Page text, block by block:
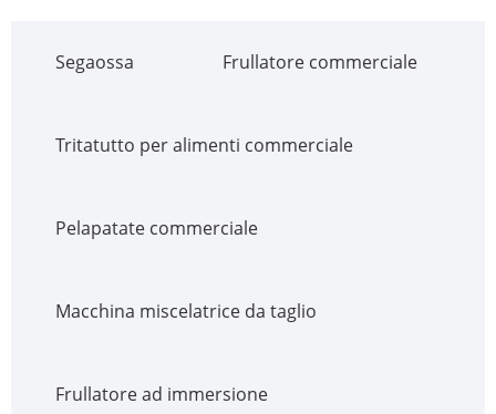
Segaossa Frullatore commerciale
Tritatutto per alimenti commerciale
Pelapatate commerciale
Macchina miscelatrice da taglio
Frullatore ad immersione